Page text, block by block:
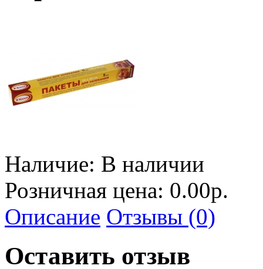
Наличие: В наличии
Розничная цена: 0.00р.
Описание Отзывы (0)
Оставить отзыв